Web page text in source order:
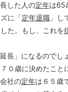
した人の定年は65
に「定年退職 」し
た。もし、これを
長」になるのでし
０歳に決めたこと
社の定年は６５歳